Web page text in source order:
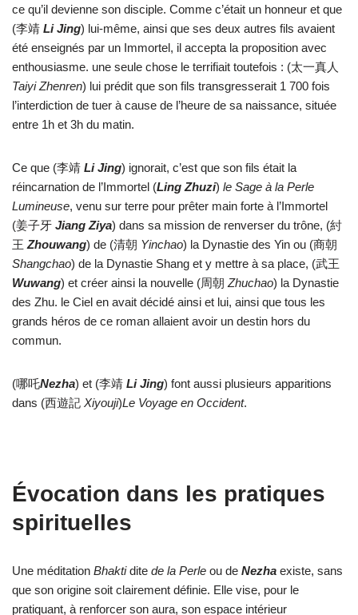
ce qu’il devienne son disciple. Comme c’était un honneur et que
(李靖 Li Jing) lui-même, ainsi que ses deux autres fils avaient
été enseignés par un Immortel, il accepta la proposition avec
enthousiasme. une seule chose le terrifiait toutefois : (太一真人
Taiyi Zhenren) lui prédit que son fils transgresserait 1 700 fois
l’interdiction de tuer à cause de l’heure de sa naissance, située
entre 1h et 3h du matin.
Ce que (李靖 Li Jing) ignorait, c’est que son fils était la
réincarnation de l’Immortel (Ling Zhuzi) le Sage à la Perle
Lumineuse, venu sur terre pour prêter main forte à l’Immortel
(姜子牙 Jiang Ziya) dans sa mission de renverser du trône, (紂
王 Zhouwang) de (清朝 Yinchao) la Dynastie des Yin ou (商朝
Shangchao) de la Dynastie Shang et y mettre à sa place, (武王
Wuwang) et créer ainsi la nouvelle (周朝 Zhuchao) la Dynastie
des Zhu. le Ciel en avait décidé ainsi et lui, ainsi que tous les
grands héros de ce roman allaient avoir un destin hors du
commun.
(哪吒Nezha) et (李靖 Li Jing) font aussi plusieurs apparitions
dans (西遊記 Xiyouji)Le Voyage en Occident.
Évocation dans les pratiques
spirituelles
Une méditation Bhaktidite de la Perle ou de Nezha existe, sans
que son origine soit clairement définie. Elle vise, pour le
pratiquant, à renforcer son aura, son espace intérieur